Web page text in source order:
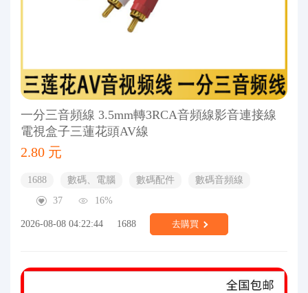
一分三音頻線 3.5mm轉3RCA音頻線影音連接線
電視盒子三蓮花頭AV線
2.80 元
1688 數碼、電腦 數碼配件
數碼音頻線
37
16%
2026-08-08 04:22:44 1688 去購買